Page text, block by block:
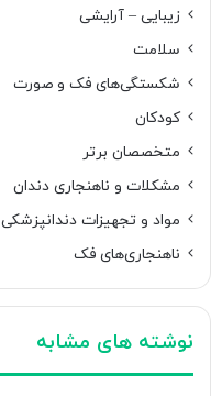
زیبایی – آرایشی
سلامت
شکستگی‌های فک و صورت
کودکان
متخصصان برتر
مشکلات و ناهنجاری دندان
مواد و تجهیزات دندانپزشکی
ناهنجاری‌های فک
نوشته های مشابه